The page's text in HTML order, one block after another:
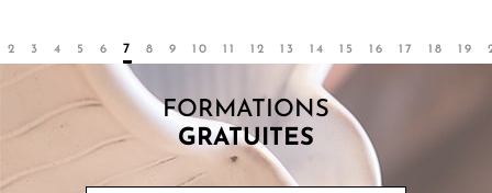
2 3 4 5 6 7 8 9 10 11 12 13 14 15 16 17 18 19
FORMATIONS
GRATUITES